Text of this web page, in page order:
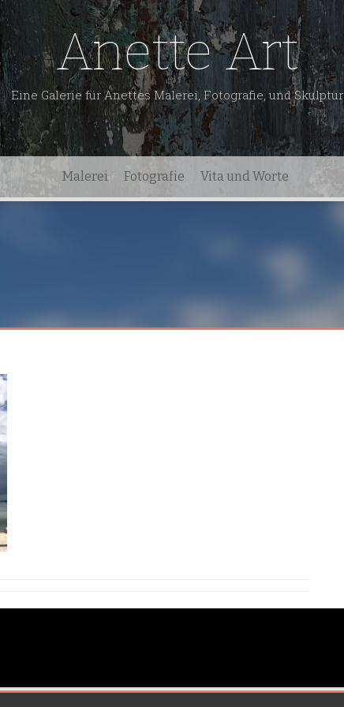
Anette Art
Eine Galerie für Anettes Malerei, Fotografie, und Skulptur
Malerei Fotografie Vita und Worte